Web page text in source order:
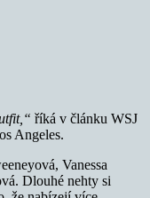
říká v článku WSJ
Angeles.
Vanessa
Dlouhé nehty si